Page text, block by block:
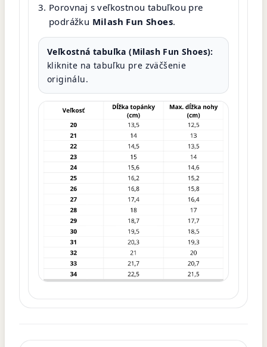
Porovnaj s veľkostnou tabuľkou pre
podrážku Milash Fun Shoes.
Veľkostná tabuľka (Milash Fun Shoes):
kliknite na tabuľku pre zväčšenie
originálu.